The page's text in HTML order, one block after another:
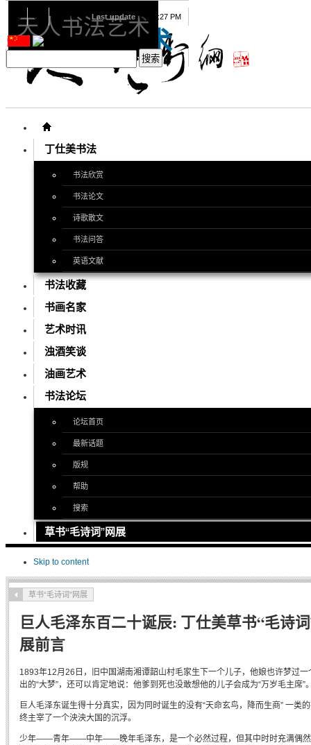
天人书法艺术
丁仕美书法
书法欣赏
书法论文
诗歌散文
书法问答
英语文献
书法收藏
书画名家
艺术时讯
浊酒笑谈
油画艺术
书法论坛
论坛首页
最新话题
版规
帮助
搜索
草书“毛诗词”网展
Skip to content
08 09 2026 Last update 08:15:27 PM
草书“毛诗词”网展
巨人毛泽东百二十诞辰: 丁仕美草书“毛诗
展前言
1893年12月26日，旧中国湖南湘谭韶山村毛家生下一个儿子，他娘也许梦过一
出的“大梦”，还可以肯定地说：他爹到死也没敢想他的儿子会成为“万岁毛主席”
巨人毛泽东诞生得十分真实，因为同时诞生的没有“天命玄鸟，降而生商” 一类
终主宰了一个泱泱大国的沉浮。
少年——青年——中年——晚年毛泽东，是一个必然过程，但其中时时充满偶然
天人书法艺术